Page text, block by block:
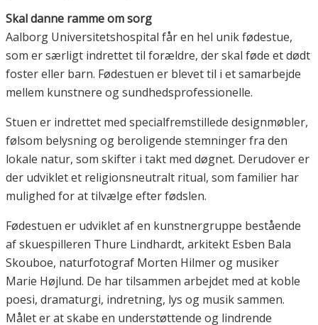
Skal danne ramme om sorg
Aalborg Universitetshospital får en hel unik fødestue,
som er særligt indrettet til forældre, der skal føde et dødt
foster eller barn. Fødestuen er blevet til i et samarbejde
mellem kunstnere og sundhedsprofessionelle.
Stuen er indrettet med specialfremstillede designmøbler,
følsom belysning og beroligende stemninger fra den
lokale natur, som skifter i takt med døgnet. Derudover er
der udviklet et religionsneutralt ritual, som familier har
mulighed for at tilvælge efter fødslen.
Fødestuen er udviklet af en kunstnergruppe bestående
af skuespilleren Thure Lindhardt, arkitekt Esben Bala
Skouboe, naturfotograf Morten Hilmer og musiker
Marie Højlund. De har tilsammen arbejdet med at koble
poesi, dramaturgi, indretning, lys og musik sammen.
Målet er at skabe en understøttende og lindrende